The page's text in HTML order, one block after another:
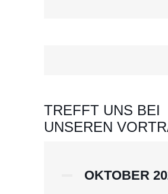
TREFFT UNS BEI
UNSEREN
OKTOBER